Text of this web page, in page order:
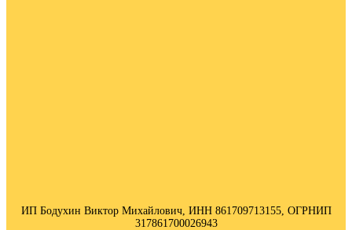
ИП Бодухин Виктор Михайлович, ИНН 861709713155, ОГРНИП
317861700026943